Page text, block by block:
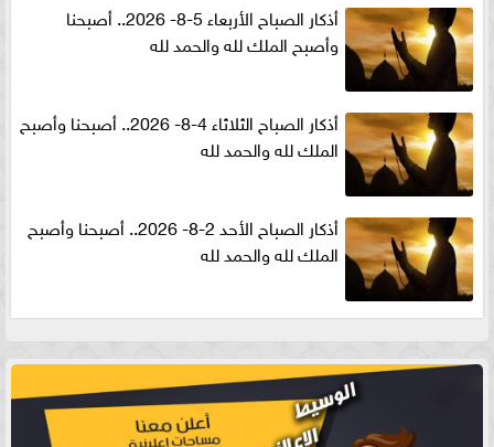
أذكار الصباح الأربعاء 5-8- 2026.. أصبحنا
وأصبح الملك لله والحمد لله
أذكار الصباح الثلاثاء 4-8- 2026.. أصبحنا وأصبح
الملك لله والحمد لله
أذكار الصباح الأحد 2-8- 2026.. أصبحنا وأصبح
الملك لله والحمد لله